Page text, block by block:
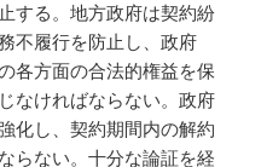
する。地方政府は契約紛
不履行を防止し、政府
各方面の合法的権益を保
なければならない。政府
化し、契約期間内の解約
らない。十分な論証を経